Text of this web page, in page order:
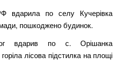
вдарила по селу Кучерівка
пошкоджено будинок.
вдарив по с. Орішанка
лісова підстилка на площі